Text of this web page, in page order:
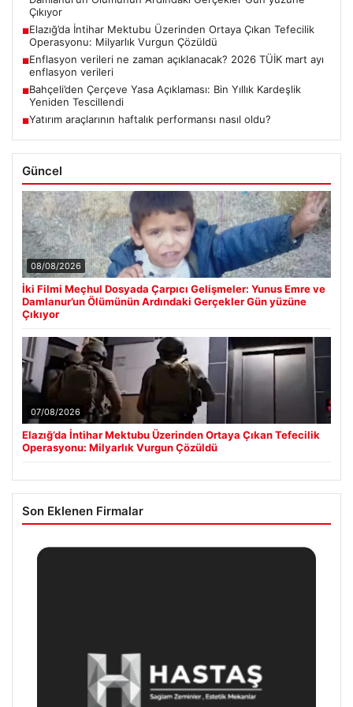
Çıkıyor
■Elazığ’da İntihar Mektubu Üzerinden Ortaya Çıkan Tefecilik
Operasyonu: Milyarlık Vurgun Çözüldü
■Enflasyon verileri ne zaman açıklanacak? 2026 TÜİK mart ayı
enflasyon verileri
■Bahçeli’den Çerçeve Yasa Açıklaması: Bin Yıllık Kardeşlik
Yeniden Tescillendi
■Yatırım araçlarının haftalık performansı nasıl oldu?
Güncel
08/08/2026
İki Filmi Meçhul Dosyada Çarpıcı Gelişmeler: Yunus Emre ve
Damlanur’un Ölümünün Ardındaki Gerçekler Gün yüzüne
Çıkıyor
07/08/2026
Elazığ’da İntihar Mektubu Üzerinden Ortaya Çıkan Tefecilik
Operasyonu: Milyarlık Vurgun Çözüldü
Son Eklenen Firmalar